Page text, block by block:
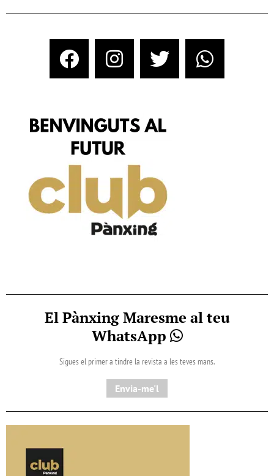
El Pànxing Maresme al teu
WhatsApp
Sigues el primer a tindre la revista a les teves mans.
Envia-me'l